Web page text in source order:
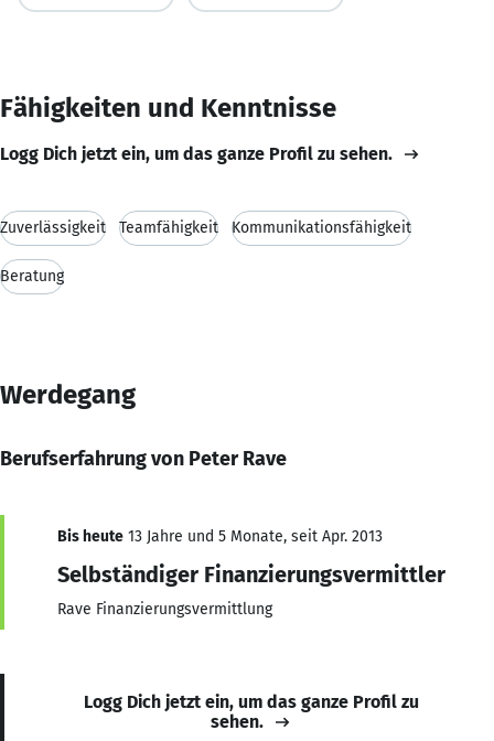
Fähigkeiten und Kenntnisse
Logg Dich jetzt ein, um das ganze Profil zu sehen.
Zuverlässigkeit Teamfähigkeit Kommunikationsfähigkeit
Beratung
Werdegang
Berufserfahrung von Peter Rave
Bis heute 13 Jahre und 5 Monate, seit Apr. 2013
Selbständiger Finanzierungsvermittler
Rave Finanzierungsvermittlung
Logg Dich jetzt ein, um das ganze Profil zu
sehen.